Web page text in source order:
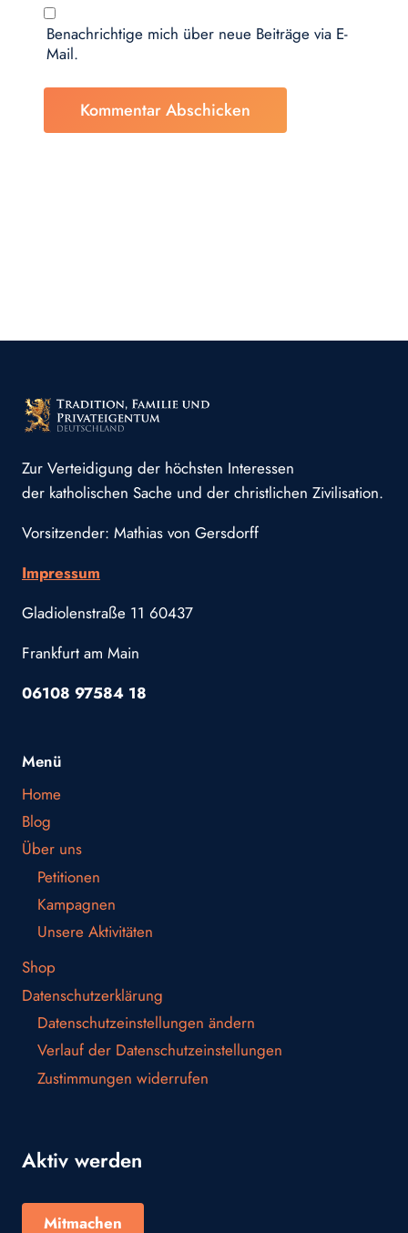
Benachrichtige mich über neue Beiträge via E-
Mail.
Zur Verteidigung der höchsten Interessen
der katholischen Sache und der christlichen Zivilisation.
Vorsitzender: Mathias von Gersdorff
Impressum
Gladiolenstraße 11 60437
Frankfurt am Main
06108 97584 18
Menü
Home
Blog
Über uns
Petitionen
Kampagnen
Unsere Aktivitäten
Shop
Datenschutzerklärung
Datenschutzeinstellungen ändern
Verlauf der Datenschutzeinstellungen
Zustimmungen widerrufen
Aktiv werden
Mitmachen